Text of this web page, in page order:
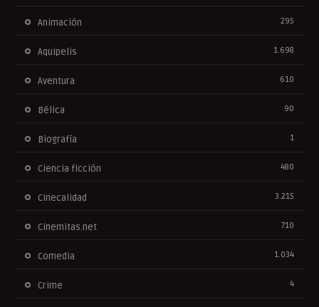
Animación 295
Aquipelis 1.698
Aventura 610
Bélica 90
Biografía 1
Ciencia ficción 480
Cinecalidad 3.215
Cinemitas.net 710
Comedia 1.034
Crime 4